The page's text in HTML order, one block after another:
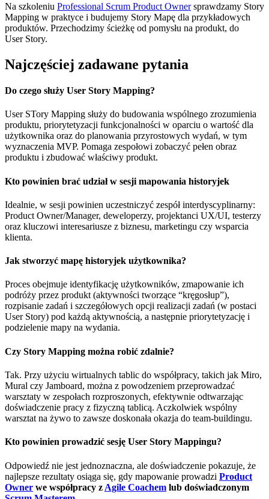
Na szkoleniu Professional Scrum Product Ownersprawdzamy Story
Mapping w praktyce i budujemy Story Mapę dla przykładowych
produktów. Przechodzimy ścieżkę od pomysłu na produkt, do
User Story.
Najczęściej zadawane pytania
Do czego służy User Story Mapping?
User STory Mapping służy do budowania wspólnego zrozumienia
produktu, priorytetyzacji funkcjonalności w oparciu o wartość dla
użytkownika oraz do planowania przyrostowych wydań, w tym
wyznaczenia MVP. Pomaga zespołowi zobaczyć pełen obraz
produktu i zbudować właściwy produkt.
Kto powinien brać udział w sesji mapowania historyjek
Idealnie, w sesji powinien uczestniczyć zespół interdyscyplinarny:
Product Owner/Manager, deweloperzy, projektanci UX/UI, testerzy
oraz kluczowi interesariusze z biznesu, marketingu czy wsparcia
klienta.
Jak stworzyć mapę historyjek użytkownika?
Proces obejmuje identyfikację użytkowników, zmapowanie ich
podróży przez produkt (aktywności tworzące “kręgosłup”),
rozpisanie zadań i szczegółowych opcji realizacji zadań (w postaci
User Story) pod każdą aktywnością, a następnie priorytetyzację i
podzielenie mapy na wydania.
Czy Story Mapping można robić zdalnie?
Tak. Przy użyciu wirtualnych tablic do współpracy, takich jak Miro,
Mural czy Jamboard, można z powodzeniem przeprowadzać
warsztaty w zespołach rozproszonych, efektywnie odtwarzając
doświadczenie pracy z fizyczną tablicą. Aczkolwiek wspólny
warsztat na żywo to zawsze doskonała okazja do team-buildingu.
Kto powinien prowadzić sesję User Story Mappingu?
Odpowiedź nie jest jednoznaczna, ale doświadczenie pokazuje, że
najlepsze rezultaty osiąga się, gdy mapowanie prowadzi Product
Owner we współpracy z Agile Coachem lub doświadczonym